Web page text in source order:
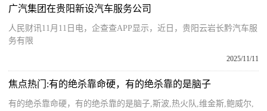
广汽集团在贵阳新设汽车服务公司
人民财讯11月11日电，企查查APP显示，近日，贵阳云岩长黔汽车服
务有限
2025/11/11
焦点热门:有的绝杀靠命硬，有的绝杀靠的是脑子
有的绝杀靠命硬，有的绝杀靠的是脑子,斯波,热火队,维金斯,鲍威尔,